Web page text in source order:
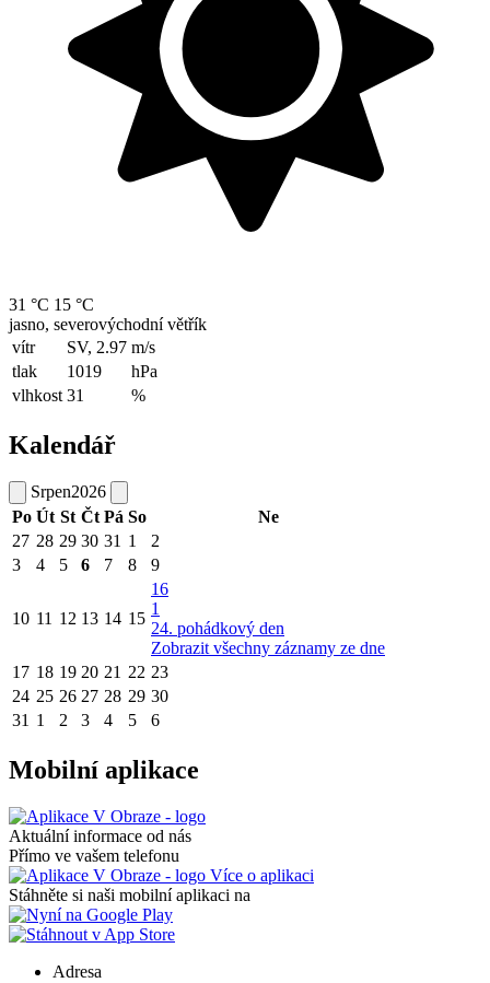
31 °C 15 °C
jasno, severovýchodní větřík
vítr
SV, 2.97 m/s
tlak
1019
hPa
vlhkost 31 %
Kalendář
Srpen2026
Po Út St Čt Pá So
Ne
27 28 29 30 31 1
2
3
4 5 6 7 8 9
10 11 12 13 14 15
16
1
24. pohádkový den
Zobrazit všechny záznamy ze dne
17 18 19 20 21 22 23
24 25 26 27 28 29 30
31 1 2 3 4 5 6
Mobilní aplikace
Aktuální informace od nás
Přímo ve vašem telefonu
Více o aplikaci
Stáhněte si naši mobilní aplikaci na
Adresa